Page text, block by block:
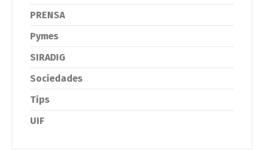
PRENSA
Pymes
SIRADIG
Sociedades
Tips
UIF